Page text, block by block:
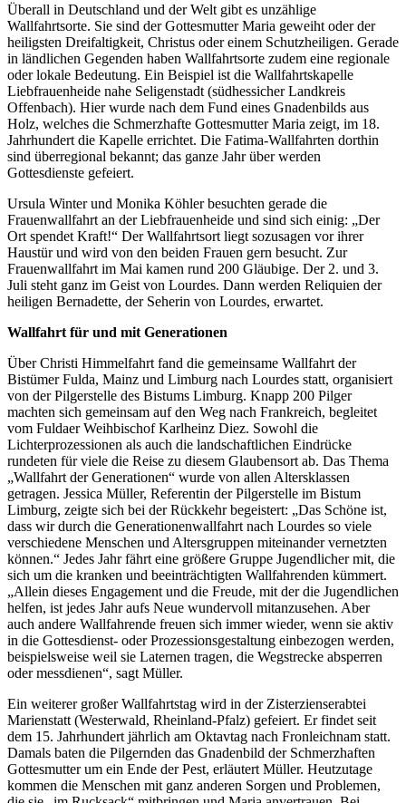
Überall in Deutschland und der Welt gibt es unzählige
Wallfahrtsorte. Sie sind der Gottesmutter Maria geweiht oder der
heiligsten Dreifaltigkeit, Christus oder einem Schutzheiligen. Gerade
in ländlichen Gegenden haben Wallfahrtsorte zudem eine regionale
oder lokale Bedeutung. Ein Beispiel ist die Wallfahrtskapelle
Liebfrauenheide nahe Seligenstadt (südhessicher Landkreis
Offenbach). Hier wurde nach dem Fund eines Gnadenbilds aus
Holz, welches die Schmerzhafte Gottesmutter Maria zeigt, im 18.
Jahrhundert die Kapelle errichtet. Die Fatima-Wallfahrten dorthin
sind überregional bekannt; das ganze Jahr über werden
Gottesdienste gefeiert.
Ursula Winter und Monika Köhler besuchten gerade die
Frauenwallfahrt an der Liebfrauenheide und sind sich einig: „Der
Ort spendet Kraft!“ Der Wallfahrtsort liegt sozusagen vor ihrer
Haustür und wird von den beiden Frauen gern besucht. Zur
Frauenwallfahrt im Mai kamen rund 200 Gläubige. Der 2. und 3.
Juli steht ganz im Geist von Lourdes. Dann werden Reliquien der
heiligen Bernadette, der Seherin von Lourdes, erwartet.
Wallfahrt für und mit Generationen
Über Christi Himmelfahrt fand die gemeinsame Wallfahrt der
Bistümer Fulda, Mainz und Limburg nach Lourdes statt, organisiert
von der Pilgerstelle des Bistums Limburg. Knapp 200 Pilger
machten sich gemeinsam auf den Weg nach Frankreich, begleitet
vom Fuldaer Weihbischof Karlheinz Diez. Sowohl die
Lichterprozessionen als auch die landschaftlichen Eindrücke
rundeten für viele die Reise zu diesem Glaubensort ab. Das Thema
„Wallfahrt der Generationen“ wurde von allen Altersklassen
getragen. Jessica Müller, Referentin der Pilgerstelle im Bistum
Limburg, zeigte sich bei der Rückkehr begeistert: „Das Schöne ist,
dass wir durch die Generationenwallfahrt nach Lourdes so viele
verschiedene Menschen und Altersgruppen miteinander vernetzten
können.“ Jedes Jahr fährt eine größere Gruppe Jugendlicher mit, die
sich um die kranken und beeinträchtigten Wallfahrenden kümmert.
„Allein dieses Engagement und die Freude, mit der die Jugendlichen
helfen, ist jedes Jahr aufs Neue wundervoll mitanzusehen. Aber
auch andere Wallfahrende freuen sich immer wieder, wenn sie aktiv
in die Gottesdienst- oder Prozessionsgestaltung einbezogen werden,
beispielsweise weil sie Laternen tragen, die Wegstrecke absperren
oder messdienen“, sagt Müller.
Ein weiterer großer Wallfahrtstag wird in der Zisterzienserabtei
Marienstatt (Westerwald, Rheinland-Pfalz) gefeiert. Er findet seit
dem 15. Jahrhundert jährlich am Oktavtag nach Fronleichnam statt.
Damals baten die Pilgernden das Gnadenbild der Schmerzhaften
Gottesmutter um ein Ende der Pest, erläutert Müller. Heutzutage
kommen die Menschen mit ganz anderen Sorgen und Problemen,